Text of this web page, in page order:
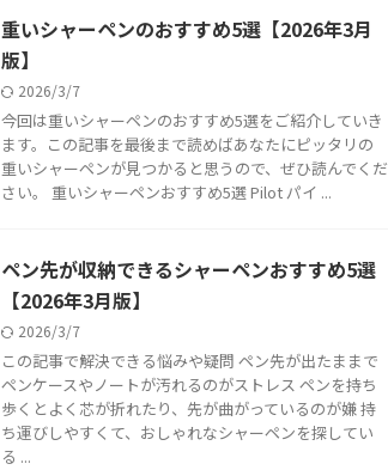
重いシャーペンのおすすめ5選【2026年3月
版】
2026/3/7
今回は重いシャーペンのおすすめ5選をご紹介していき
ます。この記事を最後まで読めばあなたにピッタリの
重いシャーペンが見つかると思うので、ぜひ読んでくだ
さい。 重いシャーペンおすすめ5選 Pilot パイ ...
ペン先が収納できるシャーペンおすすめ5選
【2026年3月版】
2026/3/7
この記事で解決できる悩みや疑問 ペン先が出たままで
ペンケースやノートが汚れるのがストレス ペンを持ち
歩くとよく芯が折れたり、先が曲がっているのが嫌 持
ち運びしやすくて、おしゃれなシャーペンを探してい
る ...